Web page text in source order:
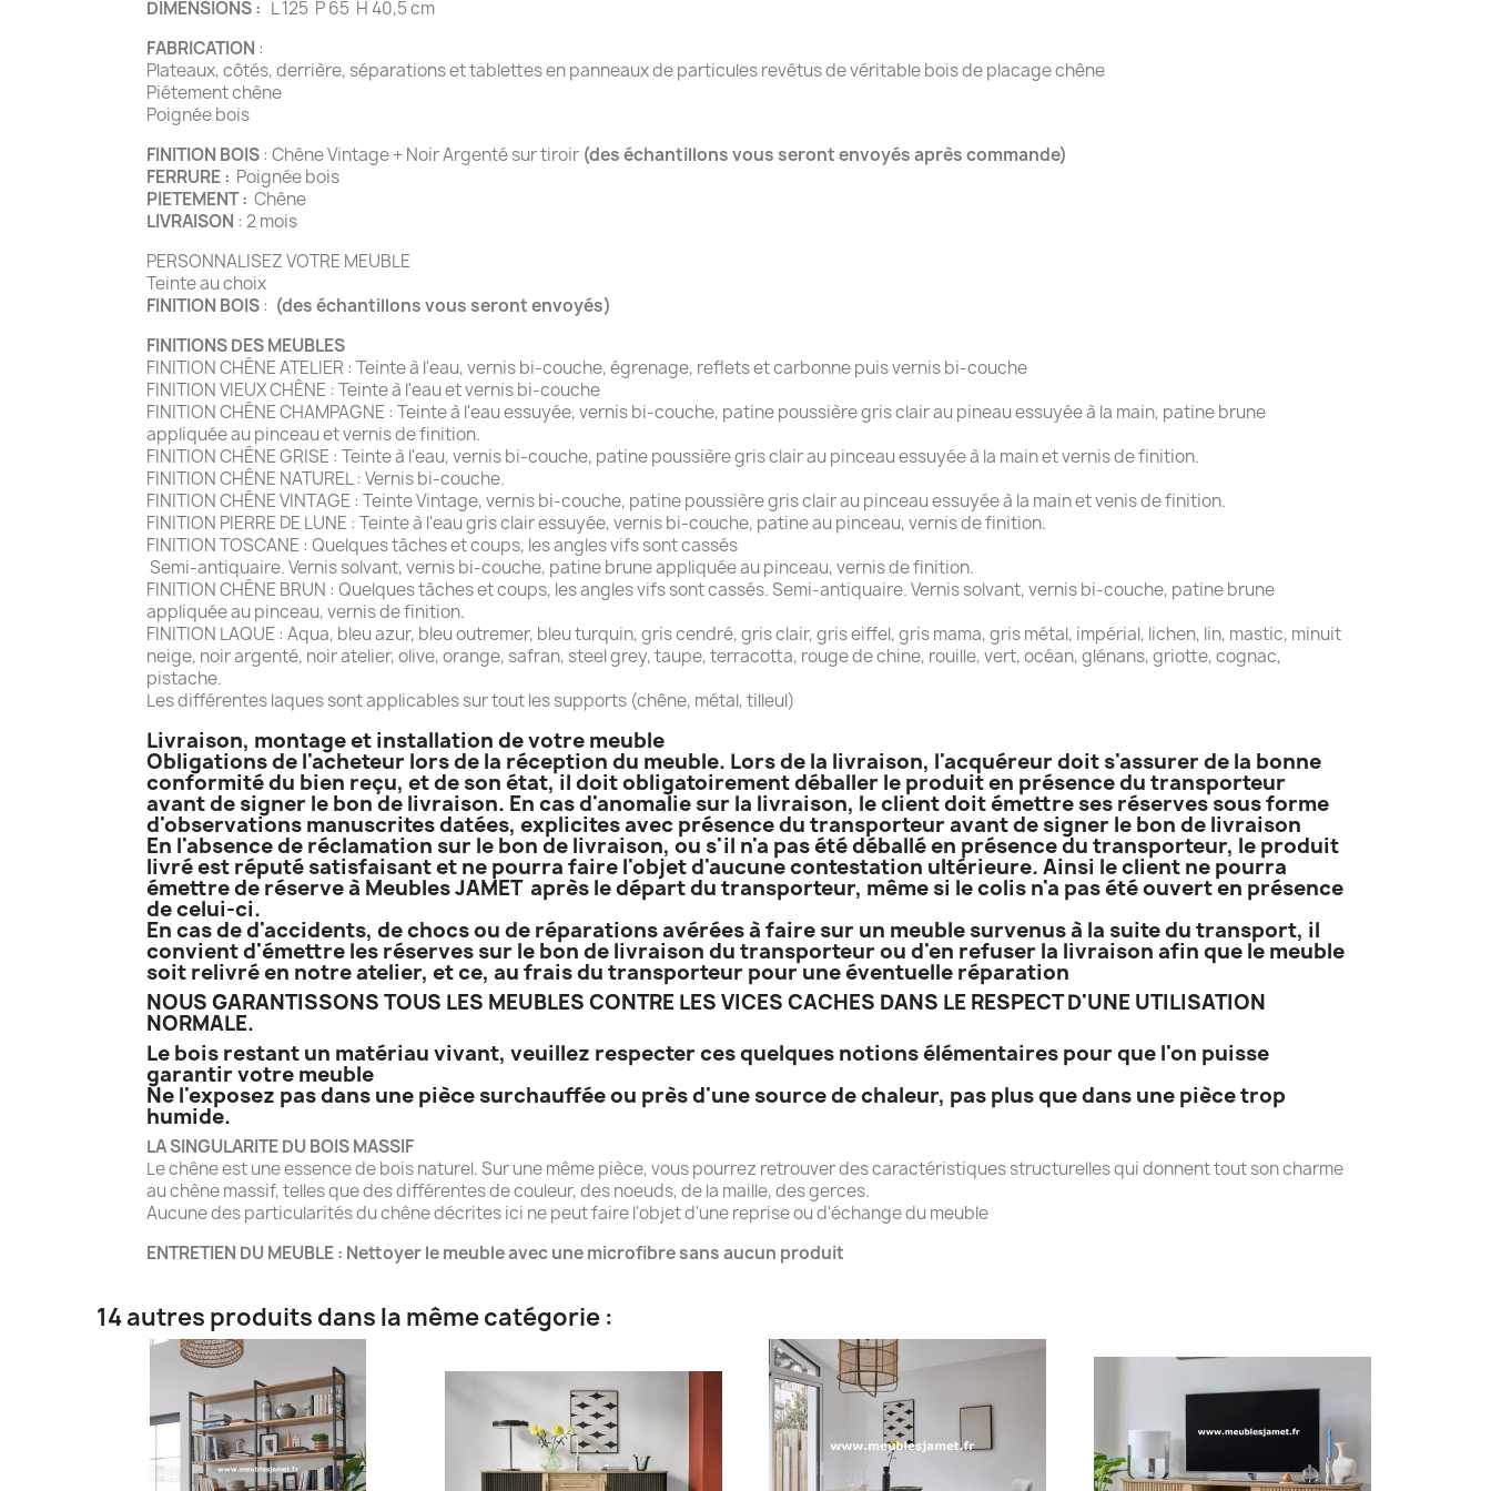
DIMENSIONS : L 125 P 65 H 40,5 cm
FABRICATION :
Plateaux, côtés, derrière, séparations et tablettes en panneaux de particules revêtus de véritable bois de placage chêne
Piétement chêne
Poignée bois
FINITION BOIS: Chêne Vintage + Noir Argenté sur tiroir (des échantillons vous seront envoyés après commande)
FERRURE : Poignée bois
PIETEMENT : Chêne
LIVRAISON : 2 mois
PERSONNALISEZ VOTRE MEUBLE
Teinte au choix
FINITION BOIS: (des échantillons vous seront envoyés)
FINITIONS DES MEUBLES
FINITION CHÊNE ATELIER : Teinte à l'eau, vernis bi-couche, égrenage, reflets et carbonne puis vernis bi-couche
FINITION VIEUX CHÊNE : Teinte à l'eau et vernis bi-couche
FINITION CHÊNE CHAMPAGNE : Teinte à l'eau essuyée, vernis bi-couche, patine poussière gris clair au pineau essuyée à la main, patine brune
appliquée au pinceau et vernis de finition.
FINITION CHÊNE GRISE : Teinte à l'eau, vernis bi-couche, patine poussière gris clair au pinceau essuyée à la main et vernis de finition.
FINITION CHÊNE NATUREL : Vernis bi-couche.
FINITION CHÊNE VINTAGE : Teinte Vintage, vernis bi-couche, patine poussière gris clair au pinceau essuyée à la main et venis de finition.
FINITION PIERRE DE LUNE : Teinte à l'eau gris clair essuyée, vernis bi-couche, patine au pinceau, vernis de finition.
FINITION TOSCANE : Quelques tâches et coups, les angles vifs sont cassés
Semi-antiquaire. Vernis solvant, vernis bi-couche, patine brune appliquée au pinceau, vernis de finition.
FINITION CHÊNE BRUN : Quelques tâches et coups, les angles vifs sont cassés. Semi-antiquaire. Vernis solvant, vernis bi-couche, patine brune
appliquée au pinceau, vernis de finition.
FINITION LAQUE : Aqua, bleu azur, bleu outremer, bleu turquin, gris cendré, gris clair, gris eiffel, gris mama, gris métal, impérial, lichen, lin, mastic, minuit
neige, noir argenté, noir atelier, olive, orange, safran, steel grey, taupe, terracotta, rouge de chine, rouille, vert, océan, glénans, griotte, cognac,
pistache.
Les différentes laques sont applicables sur tout les supports (chêne, métal, tilleul)
Livraison, montage et installation de votre meuble
Obligations de l'acheteur lors de la réception du meuble. Lors de la livraison, l'acquéreur doit s'assurer de la bonne
conformité du bien reçu, et de son état, il doit obligatoirement déballer le produit en présence du transporteur
avant de signer le bon de livraison. En cas d'anomalie sur la livraison, le client doit émettre ses réserves sous forme
d'observations manuscrites datées, explicites avec présence du transporteur avant de signer le bon de livraison
En l'absence de réclamation sur le bon de livraison, ou s'il n'a pas été déballé en présence du transporteur, le produit
livré est réputé satisfaisant et ne pourra faire l'objet d'aucune contestation ultérieure. Ainsi le client ne pourra
émettre de réserve à Meubles JAMET après le départ du transporteur, même si le colis n'a pas été ouvert en présence
de celui-ci.
En cas de d'accidents, de chocs ou de réparations avérées à faire sur un meuble survenus à la suite du transport, il
convient d'émettre les réserves sur le bon de livraison du transporteur ou d'en refuser la livraison afin que le meuble
soit relivré en notre atelier, et ce, au frais du transporteur pour une éventuelle réparation
NOUS GARANTISSONS TOUS LES MEUBLES CONTRE LES VICES CACHES DANS LE RESPECT D'UNE UTILISATION
NORMALE.
Le bois restant un matériau vivant, veuillez respecter ces quelques notions élémentaires pour que l'on puisse
garantir votre meuble
Ne l'exposez pas dans une pièce surchauffée ou près d'une source de chaleur, pas plus que dans une pièce trop
humide.
LA SINGULARITE DU BOIS MASSIF
Le chêne est une essence de bois naturel. Sur une même pièce, vous pourrez retrouver des caractéristiques structurelles qui donnent tout son charme
au chêne massif, telles que des différentes de couleur, des noeuds, de la maille, des gerces.
Aucune des particularités du chêne décrites ici ne peut faire l'objet d'une reprise ou d'échange du meuble
ENTRETIEN DU MEUBLE : Nettoyer le meuble avec une microfibre sans aucun produit
14 autres produits dans la même catégorie :